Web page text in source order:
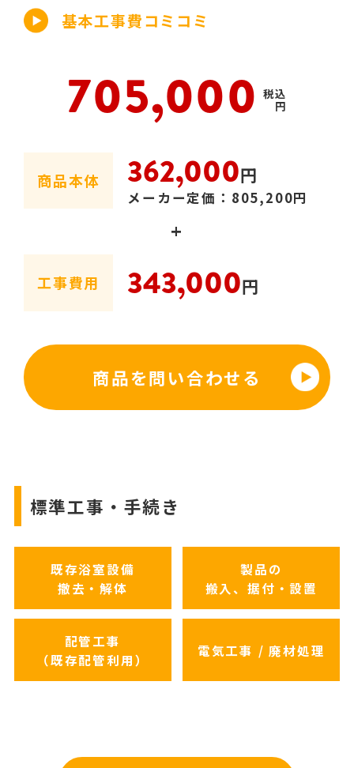
基本工事費コミコミ
705,000 税込
円
商品本体 362,000円
メーカー定価：805,200円
+
工事費用 343,000円
商品を問い合わせる
標準工事・手続き
既存浴室設備
撤去・解体
製品の
搬入、据付・設置
配管工事
（既存配管利用）
電気工事 / 廃材処理